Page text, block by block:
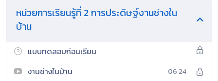
หน่วยการเรียนรู้ที่ 2 การประดิษฐ์งานช่างใน
บ้าน
แบบทดสอบก่อนเรียน
งานช่างในบ้าน
06:24